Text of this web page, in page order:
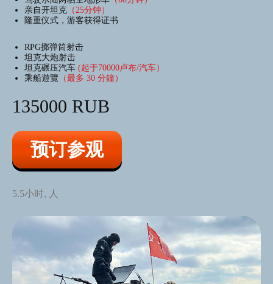
亲自开坦克 （25分钟）
隆重仪式，游客获得证书
RPG掷弹筒射击
坦克大炮射击
坦克碾压汽车 (起于70000卢布/汽车）
乘船遊覽 （最多 30 分鐘）
135000 RUB
预订参观
5.5小时, 人
激动人心的旅程在
强大的全地形车上
欧洲最大的水陆两用四轮摩托车（雪地
车）。